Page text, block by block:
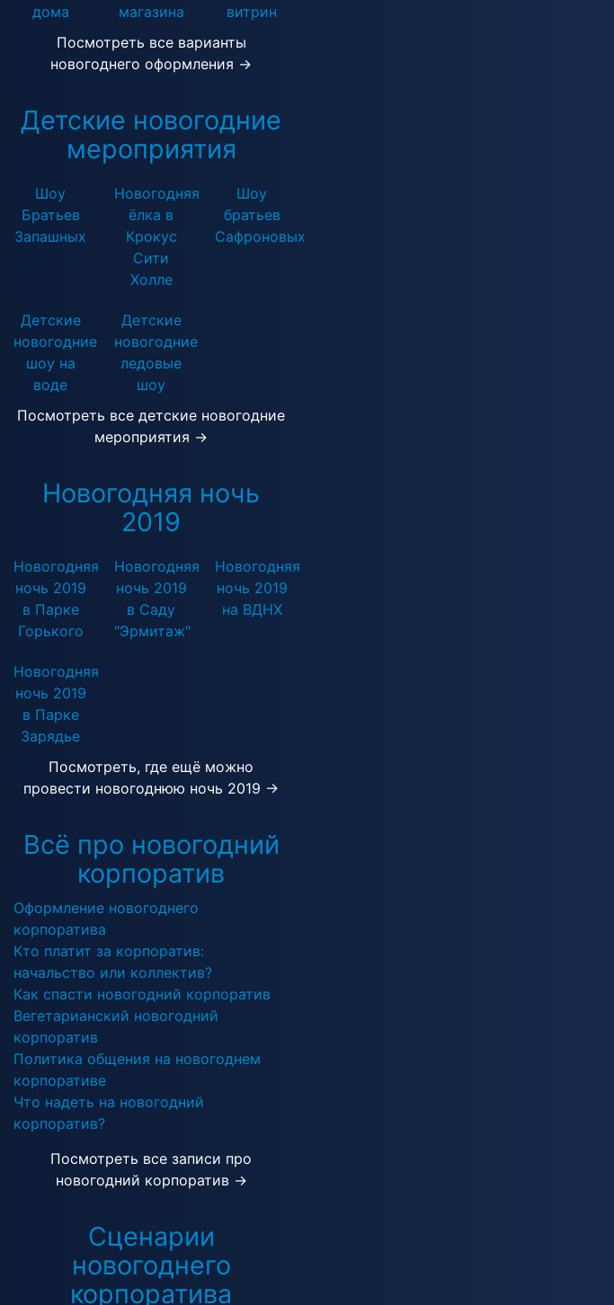
дома
магазина
витрин
Посмотреть все варианты
новогоднего оформления →
Детские новогодние
мероприятия
Шоу
Братьев
Запашных
Новогодняя
ёлка в
Крокус
Сити
Холле
Шоу
братьев
Сафроновых
Детские
новогодние
шоу на
воде
Детские
новогодние
ледовые
шоу
Посмотреть все детские новогодние
мероприятия →
Новогодняя ночь
2019
Новогодняя
ночь 2019
в Парке
Горького
Новогодняя
ночь 2019
в Саду
"Эрмитаж"
Новогодняя
ночь 2019
на ВДНХ
Новогодняя
ночь 2019
в Парке
Зарядье
Посмотреть, где ещё можно
провести новогоднюю ночь 2019 →
Всё про новогодний
корпоратив
Оформление новогоднего
корпоратива
Кто платит за корпоратив:
начальство или коллектив?
Как спасти новогодний корпоратив
Вегетарианский новогодний
корпоратив
Политика общения на новогоднем
корпоративе
Что надеть на новогодний
корпоратив?
Посмотреть все записи про
новогодний корпоратив →
Сценарии
новогоднего
корпоратива